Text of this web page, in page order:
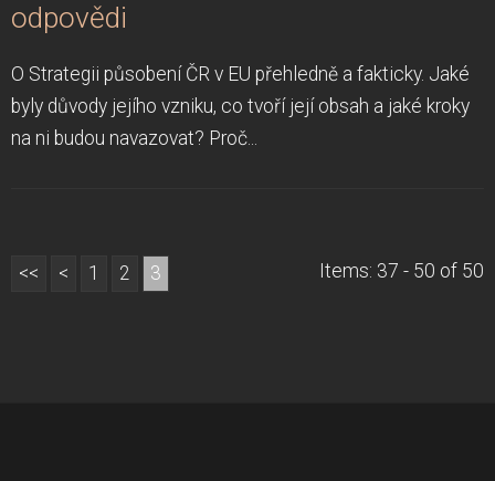
odpovědi
O Strategii působení ČR v EU přehledně a fakticky. Jaké
byly důvody jejího vzniku, co tvoří její obsah a jaké kroky
na ni budou navazovat? Proč...
Items: 37 - 50 of 50
<< < 1 2 3